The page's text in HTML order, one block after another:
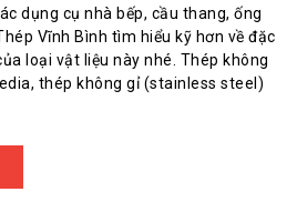
dụng cụ nhà bếp, cầu thang, ống
Vĩnh Bình tìm hiểu kỹ hơn về đặc
loại vật liệu này nhé. Thép không
thép không gỉ (stainless steel)